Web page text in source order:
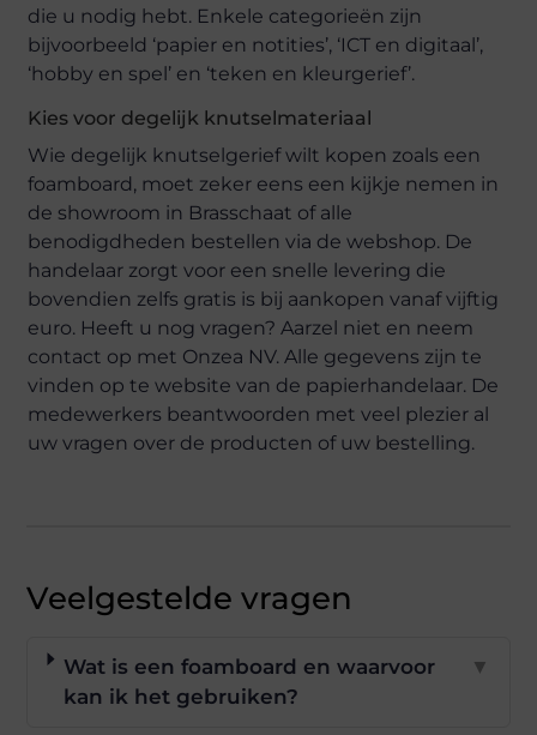
die u nodig hebt. Enkele categorieën zijn
bijvoorbeeld ‘papier en notities’, ‘ICT en digitaal’,
‘hobby en spel’ en ‘teken en kleurgerief’.
Kies voor degelijk knutselmateriaal
Wie degelijk knutselgerief wilt kopen zoals een
foamboard, moet zeker eens een kijkje nemen in
de showroom in Brasschaat of alle
benodigdheden bestellen via de webshop. De
handelaar zorgt voor een snelle levering die
bovendien zelfs gratis is bij aankopen vanaf vijftig
euro. Heeft u nog vragen? Aarzel niet en neem
contact op met Onzea NV. Alle gegevens zijn te
vinden op te website van de papierhandelaar. De
medewerkers beantwoorden met veel plezier al
uw vragen over de producten of uw bestelling.
Veelgestelde vragen
Wat is een foamboard en waarvoor
kan ik het gebruiken?
▼